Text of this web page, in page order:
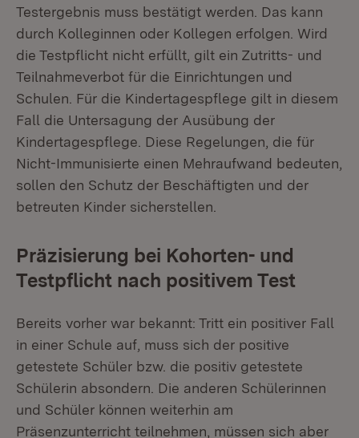
Testergebnis muss bestätigt werden. Das kann
durch Kolleginnen oder Kollegen erfolgen. Wird
die Testpflicht nicht erfüllt, gilt ein Zutritts- und
Teilnahmeverbot für die Einrichtungen und
Schulen. Für die Kindertagespflege gilt in diesem
Fall die Untersagung der Ausübung der
Kindertagespflege. Diese Regelungen, die für
Nicht-Immunisierte einen Mehraufwand bedeuten,
sollen den Schutz der Beschäftigten und der
betreuten Kinder sicherstellen.
Präzisierung bei Kohorten- und
Testpflicht nach positivem Test
Bereits vorher war bekannt: Tritt ein positiver Fall
in einer Schule auf, muss sich der positive
getestete Schüler bzw. die positiv getestete
Schülerin absondern. Die anderen Schülerinnen
und Schüler können weiterhin am
Präsenzunterricht teilnehmen, müssen sich aber